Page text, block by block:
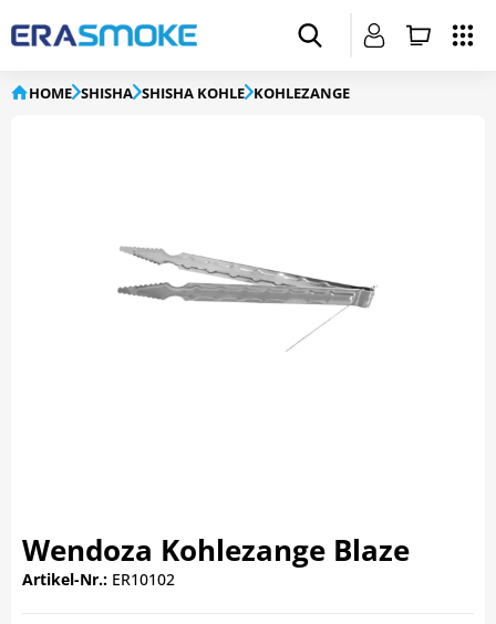
HOME SHISHA SHISHA KOHLE KOHLEZANGE
Wendoza Kohlezange Blaze
Artikel-Nr.: ER10102